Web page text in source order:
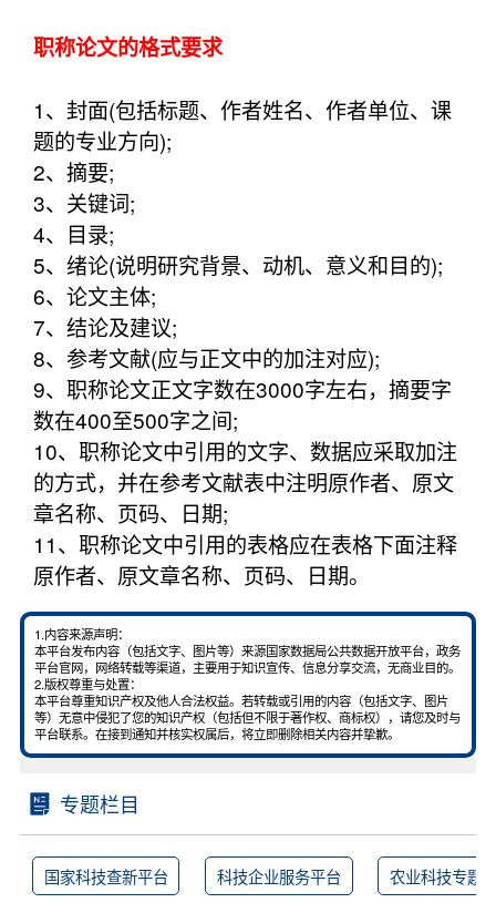
职称论文的格式要求
1、封面(包括标题、作者姓名、作者单位、课
题的专业方向);
2、摘要;
3、关键词;
4、目录;
5、绪论(说明研究背景、动机、意义和目的);
6、论文主体;
7、结论及建议;
8、参考文献(应与正文中的加注对应);
9、职称论文正文字数在3000字左右，摘要字
数在400至500字之间;
10、职称论文中引用的文字、数据应采取加注
的方式，并在参考文献表中注明原作者、原文
章名称、页码、日期;
11、职称论文中引用的表格应在表格下面注释
原作者、原文章名称、页码、日期。
1.内容来源声明：
本平台发布内容（包括文字、图片等）来源国家数据局公共数据开放平台，政务
平台官网，网络转载等渠道，主要用于知识宣传、信息分享交流，无商业目的。
2.版权尊重与处置：
本平台尊重知识产权及他人合法权益。若转载或引用的内容（包括文字、图片
等）无意中侵犯了您的知识产权（包括但不限于著作权、商标权），请您及时与
平台联系。在接到通知并核实权属后，将立即删除相关内容并挚歉。
专题栏目
国家科技查新平台 科技企业服务平台 农业科技专题